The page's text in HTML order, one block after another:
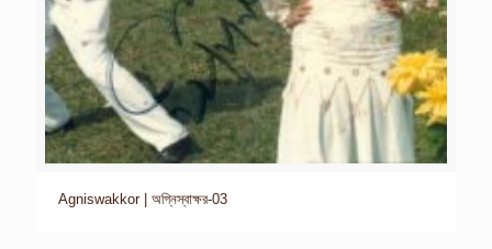
Agniswakkor | অগ্নিস্বাক্ষর-03